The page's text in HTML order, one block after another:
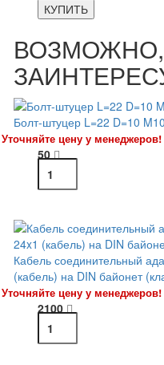
КУПИТЬ
Болт-штуцер L=22 D=10
Уточняйте цену у менеджеров!
50
Кабель соединительный
(кабель) на DIN байонет
Уточняйте цену у менеджеров!
2100